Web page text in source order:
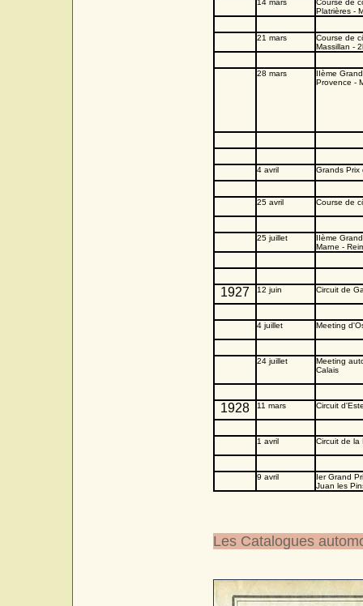
14 mars
Course de
Platrières -
21 mars
Course de
Massillan -
28 mars
IIème
Provence -
4 avril Grands Prix
25 avril Course de
25 juillet
IIème
Marne -
1927 12 juin Circuit de
4 juillet Meeting
24 juillet
Meeting
Calais
1928 11 mars Circuit
1 avril Circuit de la
9 avril
Ier Grand
Juan les
Les Catalogues